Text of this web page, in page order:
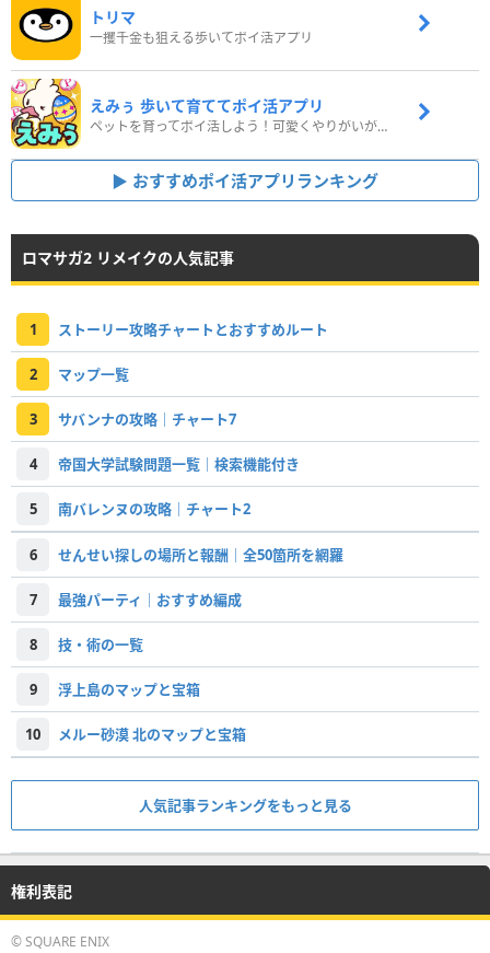
トリマ
一攫千金も狙える歩いてポイ活アプリ
えみぅ 歩いて育ててポイ活アプリ
ペットを育ってポイ活しよう！可愛くやりがいがある新感覚アプリ
おすすめポイ活アプリランキング
ロマサガ2 リメイクの人気記事
1 ストーリー攻略チャートとおすすめルート
2 マップ一覧
3 サバンナの攻略｜チャート7
4 帝国大学試験問題一覧｜検索機能付き
5 南バレンヌの攻略｜チャート2
6 せんせい探しの場所と報酬｜全50箇所を網羅
7 最強パーティ｜おすすめ編成
8 技・術の一覧
9 浮上島のマップと宝箱
10 メルー砂漠 北のマップと宝箱
人気記事ランキングをもっと見る
権利表記
© SQUARE ENIX